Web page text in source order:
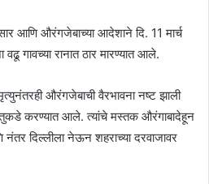
आणि औरंगजेबाच्या आदेशाने दि. 11 मार्च
गावच्या रानात ठार मारण्यात आले.
औरंगजेबाची वैरभावना नष्ट झाली
तुकडे करण्यात आले. त्यांचे मस्तक औरंगाबादेहून
नंतर दिल्लीला नेऊन शहराच्या दरवाजावर